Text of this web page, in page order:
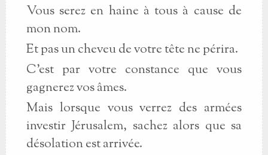
Vous serez en haine à tous à cause de
mon nom.
Et pas un cheveu de votre tête ne périra.
C'est par votre constance que vous
gagnerez vos âmes.
Mais lorsque vous verrez des armées
investir Jérusalem, sachez alors que sa
désolation est arrivée.